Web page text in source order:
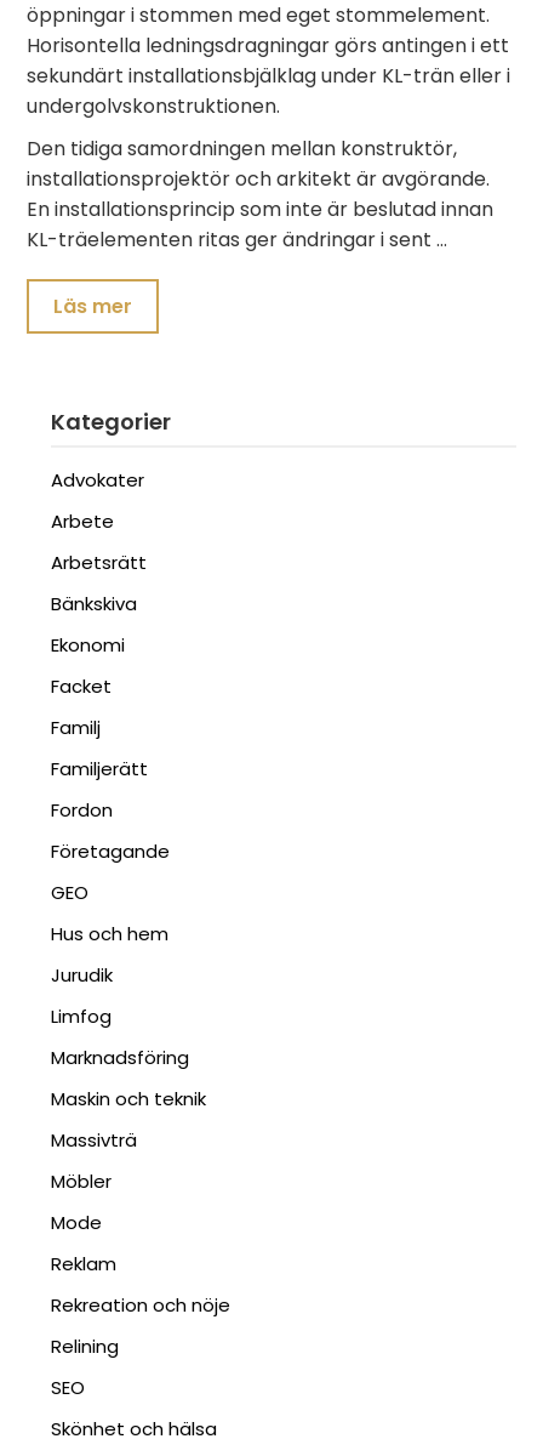
öppningar i stommen med eget stommelement.
Horisontella ledningsdragningar görs antingen i ett
sekundärt installationsbjälklag under KL-trän eller i
undergolvskonstruktionen.
Den tidiga samordningen mellan konstruktör,
installationsprojektör och arkitekt är avgörande.
En installationsprincip som inte är beslutad innan
KL-träelementen ritas ger ändringar i sent …
Läs mer
Kategorier
Advokater
Arbete
Arbetsrätt
Bänkskiva
Ekonomi
Facket
Familj
Familjerätt
Fordon
Företagande
GEO
Hus och hem
Jurudik
Limfog
Marknadsföring
Maskin och teknik
Massivträ
Möbler
Mode
Reklam
Rekreation och nöje
Relining
SEO
Skönhet och hälsa